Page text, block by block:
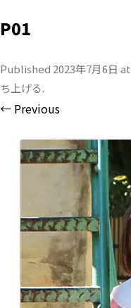
P01
Published 2023年7月6日 at
ち上げる.
← Previous